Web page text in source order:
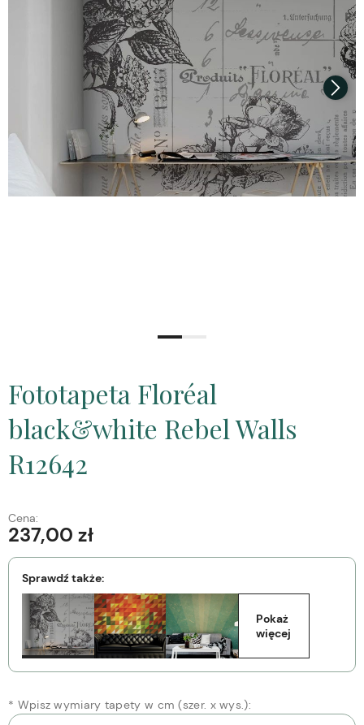
Fototapeta Floréal
black&white Rebel Walls
R12642
Cena:
237,00 zł
Sprawdź także:
Pokaż
więcej
* Wpisz wymiary tapety w cm (szer. x wys.):